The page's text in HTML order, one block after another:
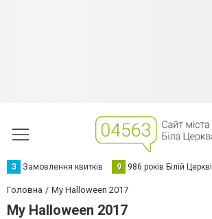
З Замовлення квитків 9 986 років Білій Церкві
Головна My Halloween 2017
My Halloween 2017